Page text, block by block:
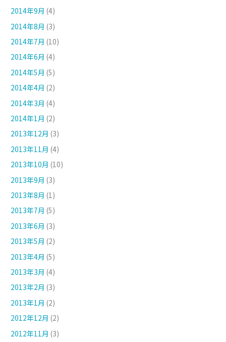
2014年9月 (4)
2014年8月 (3)
2014年7月 (10)
2014年6月 (4)
2014年5月 (5)
2014年4月 (2)
2014年3月 (4)
2014年1月 (2)
2013年12月 (3)
2013年11月 (4)
2013年10月 (10)
2013年9月 (3)
2013年8月 (1)
2013年7月 (5)
2013年6月 (3)
2013年5月 (2)
2013年4月 (5)
2013年3月 (4)
2013年2月 (3)
2013年1月 (2)
2012年12月 (2)
2012年11月 (3)